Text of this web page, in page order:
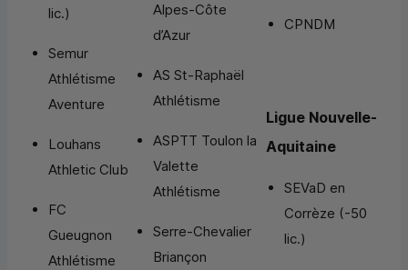
lic.)
Semur
Athlétisme
Aventure
Louhans
Athletic Club
FC
Gueugnon
Athlétisme
Alpes-Côte
d’Azur
AS St-Raphaël
Athlétisme
ASPTT Toulon la
Valette
Athlétisme
Serre-Chevalier
Briançon
CPNDM
Ligue Nouvelle-
Aquitaine
SEVaD en
Corrèze (-50
lic.)